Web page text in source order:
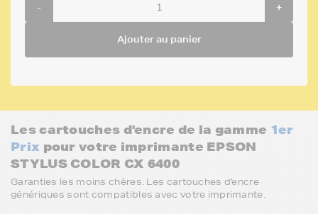
- +
Ajouter au panier
Les cartouches d'encre de la gamme 1er
Prix pour votre imprimante EPSON
STYLUS COLOR CX 6400
Garanties les moins chères. Les cartouches d'encre
génériques sont compatibles avec votre imprimante.